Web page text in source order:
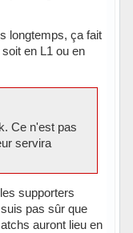
longtemps, ça fait
en L1 ou en
Ce n'est pas
servira
supporters
pas sûr que
auront lieu en